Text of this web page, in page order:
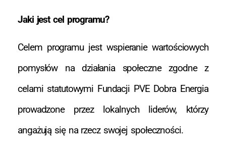
Jaki jest cel programu?
Celem programu jest wspieranie wartościowych
pomysłów na działania społeczne zgodne z
celami statutowymi Fundacji PVE Dobra Energia
prowadzone przez lokalnych liderów, którzy
angażują się na rzecz swojej społeczności.